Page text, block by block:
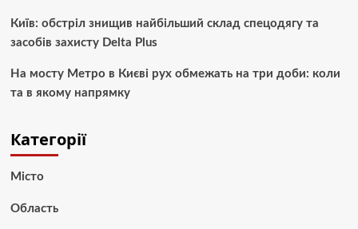
Київ: обстріл знищив найбільший склад спецодягу та
засобів захисту Delta Plus
На мосту Метро в Києві рух обмежать на три доби: коли
та в якому напрямку
Категорії
Місто
Область